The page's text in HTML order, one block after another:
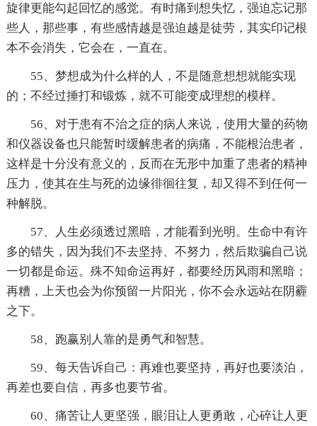
旋律更能勾起回忆的感觉。有时痛到想失忆，强迫忘记那
些人，那些事，有些感情越是强迫越是徒劳，其实印记根
本不会消失，它会在，一直在。
55、梦想成为什么样的人，不是随意想想就能实现
的；不经过捶打和锻炼，就不可能变成理想的模样。
56、对于患有不治之症的病人来说，使用大量的药物
和仪器设备也只能暂时缓解患者的病痛，不能根治患者，
这样是十分没有意义的，反而在无形中加重了患者的精神
压力，使其在生与死的边缘徘徊往复，却又得不到任何一
种解脱。
57、人生必须透过黑暗，才能看到光明。生命中有许
多的错失，因为我们不去坚持、不努力，然后欺骗自己说
一切都是命运。殊不知命运再好，都要经历风雨和黑暗；
再糟，上天也会为你预留一片阳光，你不会永远站在阴霾
之下。
58、跑赢别人靠的是勇气和智慧。
59、每天告诉自己：再难也要坚持，再好也要淡泊，
再差也要自信，再多也要节省。
60、痛苦让人更坚强，眼泪让人更勇敢，心碎让人更